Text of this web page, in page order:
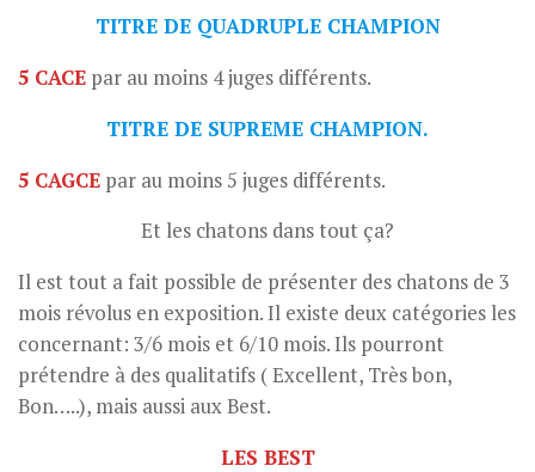
TITRE DE QUADRUPLE CHAMPION
5 CACE par au moins 4 juges différents.
TITRE DE SUPREME CHAMPION.
5 CAGCE par au moins 5 juges différents.
Et les chatons dans tout ça?
Il est tout a fait possible de présenter des chatons de 3
mois révolus en exposition. Il existe deux catégories les
concernant: 3/6 mois et 6/10 mois. Ils pourront
prétendre à des qualitatifs ( Excellent, Très bon,
Bon…..), mais aussi aux Best.
LES BEST